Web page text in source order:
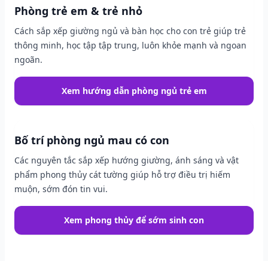
Phòng trẻ em & trẻ nhỏ
Cách sắp xếp giường ngủ và bàn học cho con trẻ giúp trẻ
thông minh, học tập tập trung, luôn khỏe mạnh và ngoan
ngoãn.
Xem hướng dẫn phòng ngủ trẻ em
Bố trí phòng ngủ mau có con
Các nguyên tắc sắp xếp hướng giường, ánh sáng và vật
phẩm phong thủy cát tường giúp hỗ trợ điều trị hiếm
muộn, sớm đón tin vui.
Xem phong thủy để sớm sinh con